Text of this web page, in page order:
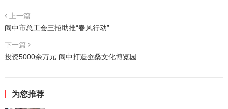
上一篇
阆中市总工会三招助推“春风行动”
下一篇
投资5000余万元 阆中打造蚕桑文化博览园
为您推荐